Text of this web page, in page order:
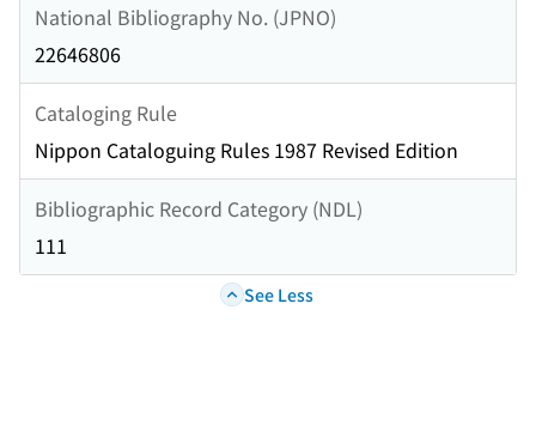
National Bibliography No. (JPNO)
22646806
Cataloging Rule
Nippon Cataloguing Rules 1987 Revised Edition
Bibliographic Record Category (NDL)
111
See Less